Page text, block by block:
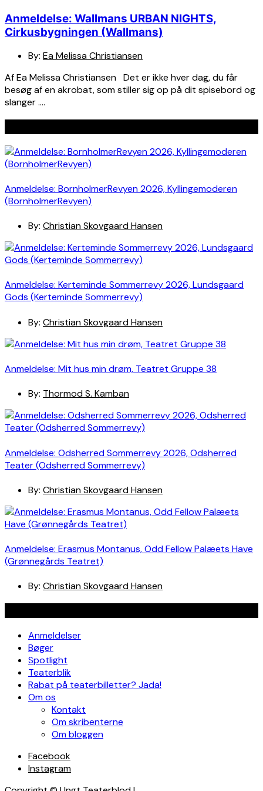
Anmeldelse: Wallmans URBAN NIGHTS,
Cirkusbygningen (Wallmans)
By: Ea Melissa Christiansen
Af Ea Melissa Christiansen Det er ikke hver dag, du får
besøg af en akrobat, som stiller sig op på dit spisebord og
slanger ….
Anmeldelse: BornholmerRevyen 2026, Kyllingemoderen
(BornholmerRevyen)
By: Christian Skovgaard Hansen
Anmeldelse: Kerteminde Sommerrevy 2026, Lundsgaard
Gods (Kerteminde Sommerrevy)
By: Christian Skovgaard Hansen
Anmeldelse: Mit hus min drøm, Teatret Gruppe 38
By: Thormod S. Kamban
Anmeldelse: Odsherred Sommerrevy 2026, Odsherred
Teater (Odsherred Sommerrevy)
By: Christian Skovgaard Hansen
Anmeldelse: Erasmus Montanus, Odd Fellow Palæets Have
(Grønnegårds Teatret)
By: Christian Skovgaard Hansen
Anmeldelser
Bøger
Spotlight
Teaterblik
Rabat på teaterbilletter? Jada!
Om os
Kontakt
Om skribenterne
Om bloggen
Facebook
Instagram